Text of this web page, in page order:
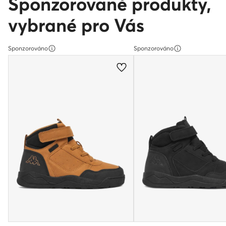
vybrané pro Vás
Sponzorováno Sponzorováno